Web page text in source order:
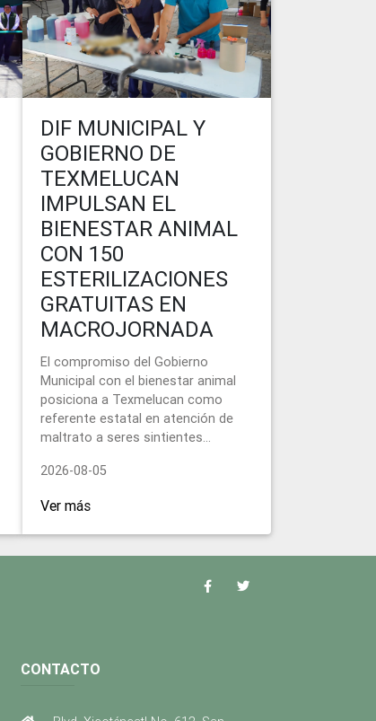
DIF MUNICIPAL Y
GOBIERNO DE
TEXMELUCAN
IMPULSAN EL
BIENESTAR ANIMAL
CON 150
ESTERILIZACIONES
GRATUITAS EN
MACROJORNADA
El compromiso del Gobierno
Municipal con el bienestar animal
posiciona a Texmelucan como
referente estatal en atención de
maltrato a seres sintientes...
2026-08-05
Ver más
CONTACTO